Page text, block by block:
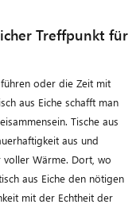
Treffpunkt für
oder die Zeit mit
aus Eiche schafft man
Tische aus
aus und
voller Wärme. Dort, wo
aus Eiche den nötigen
mit der Echtheit der